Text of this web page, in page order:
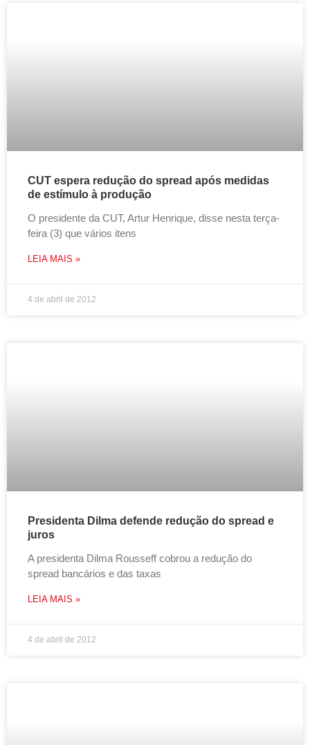
CUT espera redução do spread após medidas
de estímulo à produção
O presidente da CUT, Artur Henrique, disse nesta terça-
feira (3) que vários itens
LEIA MAIS »
4 de abril de 2012
Presidenta Dilma defende redução do spread e
juros
A presidenta Dilma Rousseff cobrou a redução do
spread bancários e das taxas
LEIA MAIS »
4 de abril de 2012